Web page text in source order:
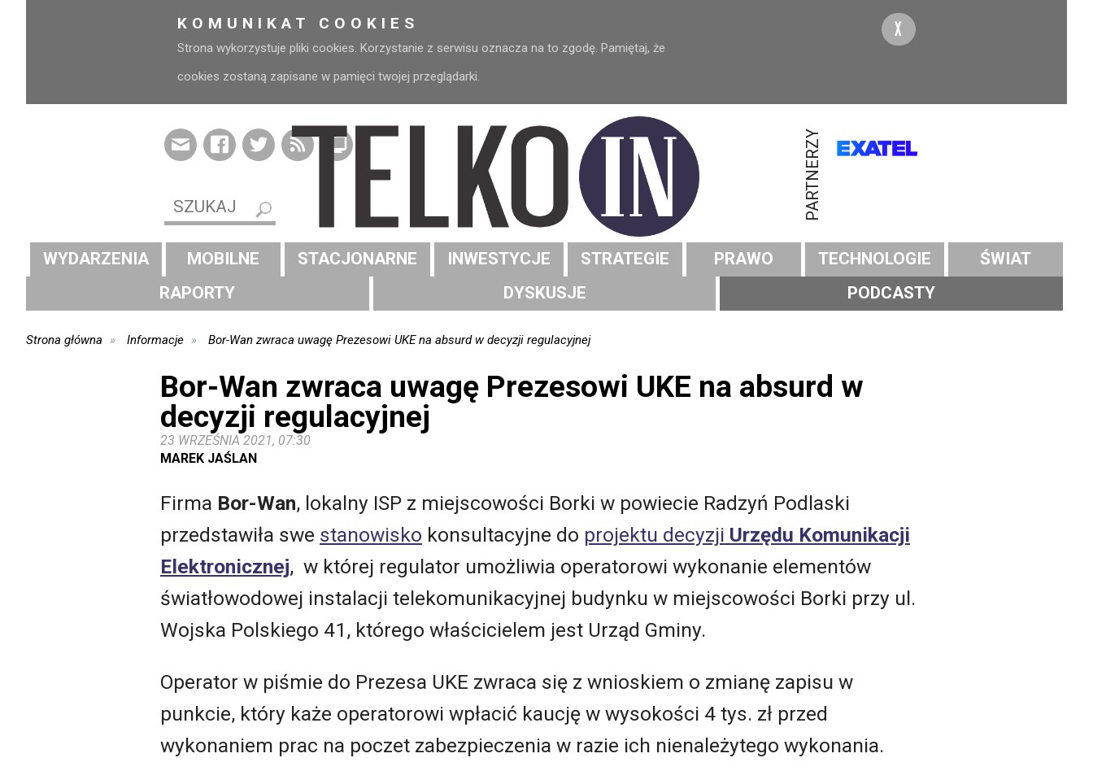
KOMUNIKAT COOKIES
Strona wykorzystuje pliki cookies. Korzystanie z serwisu oznacza na to zgodę. Pamiętaj, że
cookies zostaną zapisane w pamięci twojej przeglądarki.
X
PARTNERZY
WYDARZENIA MOBILNE STACJONARNE INWESTYCJE STRATEGIE PRAWO TECHNOLOGIE
ŚWIAT
RAPORTY
DYSKUSJE PODCASTY
Strona główna Informacje Bor-Wan zwraca uwagę Prezesowi UKE na absurd w decyzji regulacyjnej
Bor-Wan zwraca uwagę Prezesowi UKE na absurd w
decyzji regulacyjnej
23 WRZEŚNIA 2021, 07:30
MAREK JAŚLAN
Firma Bor-Wan, lokalny ISP z miejscowości Borki w powiecie Radzyń Podlaski
przedstawiła swe stanowisko konsultacyjne do projektu decyzji Urzędu Komunikacji
Elektronicznej, w której regulator umożliwia operatorowi wykonanie elementów
światłowodowej instalacji telekomunikacyjnej budynku w miejscowości Borki przy ul.
Wojska Polskiego 41, którego właścicielem jest Urząd Gminy.
Operator w piśmie do Prezesa UKE zwraca się z wnioskiem o zmianę zapisu w
punkcie, który każe operatorowi wpłacić kaucję w wysokości 4 tys. zł przed
wykonaniem prac na poczet zabezpieczenia w razie ich nienależytego wykonania.